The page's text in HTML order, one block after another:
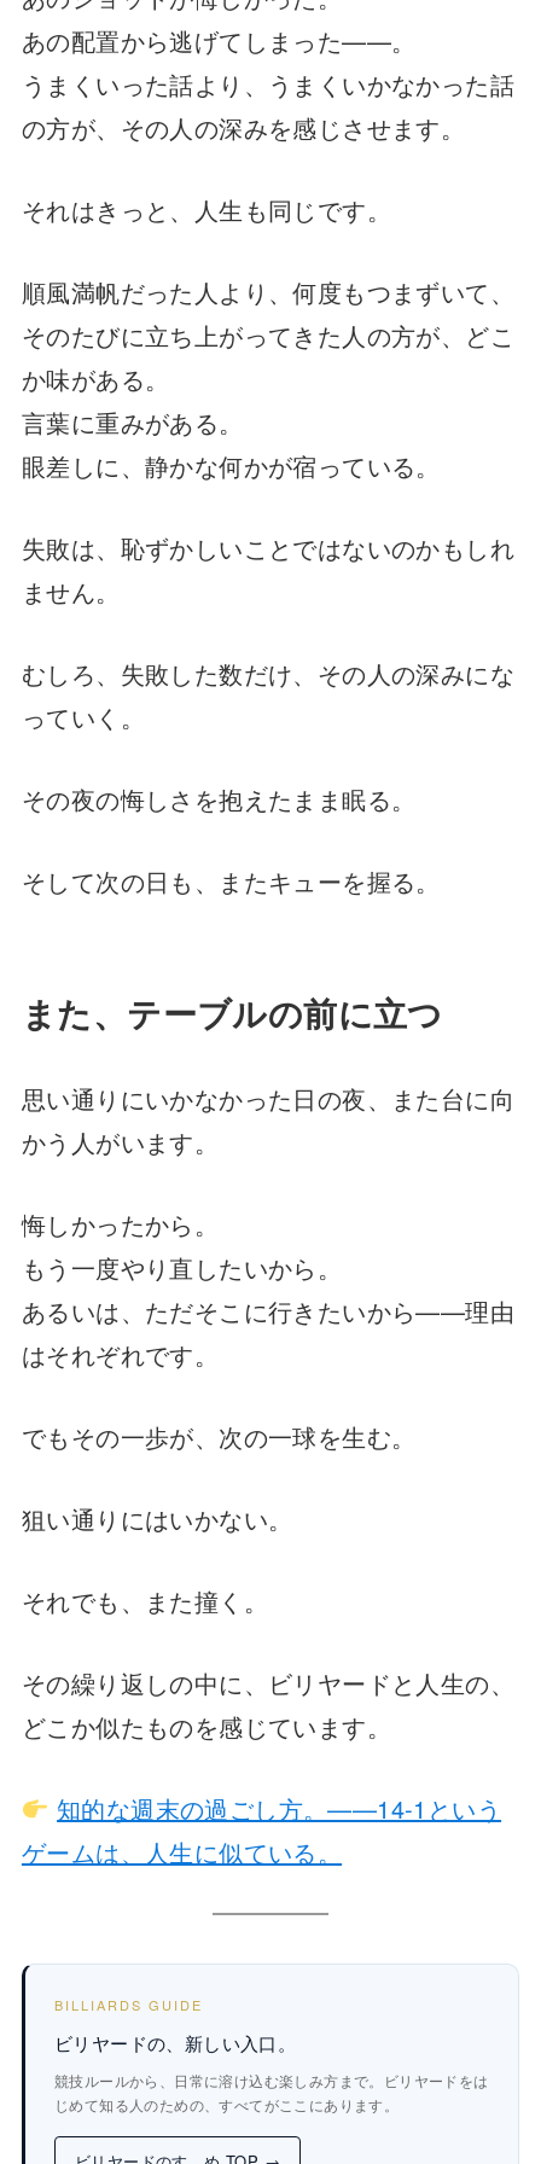
あの配置から逃げてしまった——。
うまくいった話より、うまくいかなかった話
の方が、その人の深みを感じさせます。
それはきっと、人生も同じです。
順風満帆だった人より、何度もつまずいて、
そのたびに立ち上がってきた人の方が、どこ
か味がある。
言葉に重みがある。
眼差しに、静かな何かが宿っている。
失敗は、恥ずかしいことではないのかもしれ
ません。
むしろ、失敗した数だけ、その人の深みにな
っていく。
その夜の悔しさを抱えたまま眠る。
そして次の日も、またキューを握る。
また、テーブルの前に立つ
思い通りにいかなかった日の夜、また台に向
かう人がいます。
悔しかったから。
もう一度やり直したいから。
あるいは、ただそこに行きたいから——理由
はそれぞれです。
でもその一歩が、次の一球を生む。
狙い通りにはいかない。
それでも、また撞く。
その繰り返しの中に、ビリヤードと人生の、
どこか似たものを感じています。
知的な週末の過ごし方。——14-1という
ゲームは、人生に似ている。
BILLIARDS GUIDE
ビリヤードの、新しい入口。
競技ルールから、日常に溶け込む楽しみ方まで。ビリヤードをは
じめて知る人のための、すべてがここにあります。